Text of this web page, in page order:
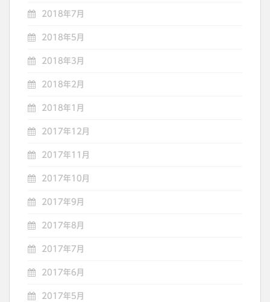
2018年7月
2018年5月
2018年3月
2018年2月
2018年1月
2017年12月
2017年11月
2017年10月
2017年9月
2017年8月
2017年7月
2017年6月
2017年5月